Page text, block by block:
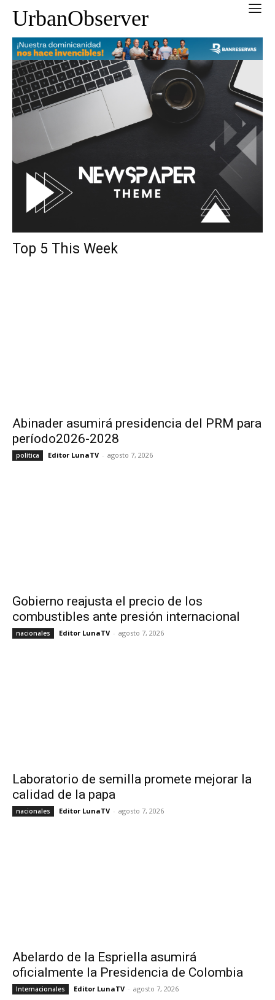
UrbanObserver
Top 5 This Week
Abinader asumirá presidencia del PRM para
período2026-2028
política Editor LunaTV - agosto 7, 2026
Gobierno reajusta el precio de los
combustibles ante presión internacional
nacionales Editor LunaTV - agosto 7, 2026
Laboratorio de semilla promete mejorar la
calidad de la papa
nacionales Editor LunaTV - agosto 7, 2026
Abelardo de la Espriella asumirá
oficialmente la Presidencia de Colombia
Internacionales Editor LunaTV - agosto 7, 2026